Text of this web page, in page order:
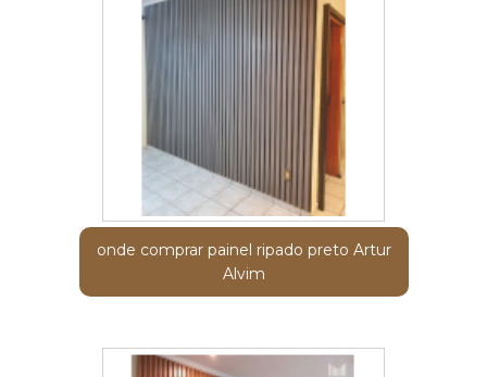
onde comprar painel ripado preto Artur
Alvim